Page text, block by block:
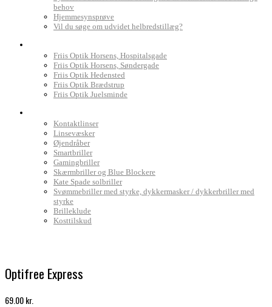
behov
Hjemmesynsprøve
Vil du søge om udvidet helbredstillæg?
Friis Optik Horsens, Hospitalsgade
Friis Optik Horsens, Søndergade
Friis Optik Hedensted
Friis Optik Brædstrup
Friis Optik Juelsminde
Kontaktlinser
Linsevæsker
Øjendråber
Smartbriller
Gamingbriller
Skærmbriller og Blue Blockere
Kate Spade solbriller
Svømmebriller med styrke, dykkermasker / dykkerbriller med
styrke
Brilleklude
Kosttilskud
Optifree Express
69.00kr.